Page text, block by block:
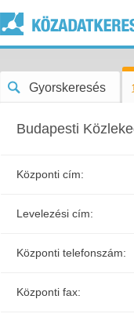
Gyorskeresés
Budapesti
Központi cím:
Levelezési cím:
Központi telefonszám:
Központi fax: